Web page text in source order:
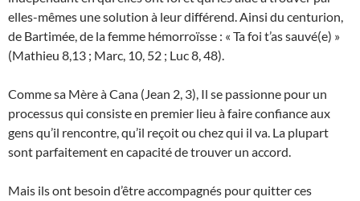
elles-mêmes une solution à leur différend. Ainsi du centurion,
de Bartimée, de la femme hémorroïsse : « Ta foi t’as sauvé(e) »
(Mathieu 8,13 ; Marc, 10, 52 ; Luc 8, 48).
Comme sa Mère à Cana (Jean 2, 3), Il se passionne pour un
processus qui consiste en premier lieu à faire confiance aux
gens qu’il rencontre, qu’il reçoit ou chez qui il va. La plupart
sont parfaitement en capacité de trouver un accord.
Mais ils ont besoin d’être accompagnés pour quitter ces